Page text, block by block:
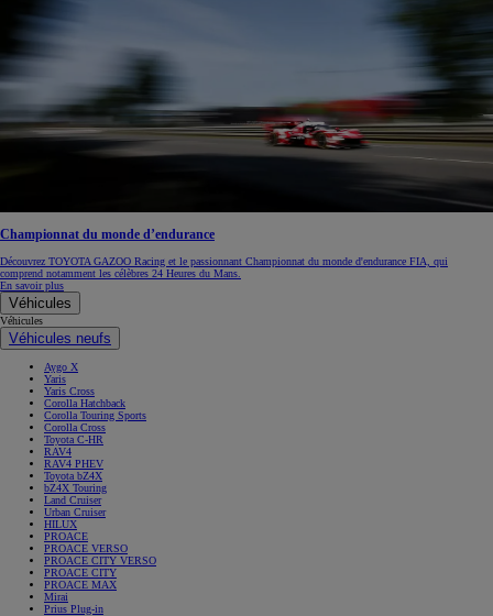
Championnat du monde d’endurance
Découvrez TOYOTA GAZOO Racing et le passionnant Championnat du monde d'endurance FIA, qui
comprend notamment les célèbres 24 Heures du Mans.
En savoir plus
Véhicules
Véhicules
Véhicules neufs
Aygo X
Yaris
Yaris Cross
Corolla Hatchback
Corolla Touring Sports
Corolla Cross
Toyota C-HR
RAV4
RAV4 PHEV
Toyota bZ4X
bZ4X Touring
Land Cruiser
Urban Cruiser
HILUX
PROACE
PROACE VERSO
PROACE CITY VERSO
PROACE CITY
PROACE MAX
Mirai
Prius Plug-in